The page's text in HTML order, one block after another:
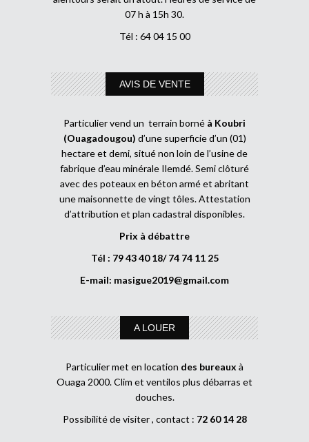
07 h à 15h 30.
Tél : 64 04 15 00
AVIS DE VENTE
Particulier vend un terrain borné à Koubri
(Ouagadougou) d’une superficie d’un (01)
hectare et demi, situé non loin de l’usine de
fabrique d’eau minérale Ilemdé. Semi clôturé
avec des poteaux en béton armé et abritant
une maisonnette de vingt tôles. Attestation
d’attribution et plan cadastral disponibles.
Prix à débattre
Tél : 79 43 40 18/ 74 74 11 25
E-mail: masigue2019@gmail.com
A LOUER
Particulier met en location des bureaux à
Ouaga 2000. Clim et ventilos plus débarras et
douches.
Possibilité de visiter , contact : 72 60 14 28